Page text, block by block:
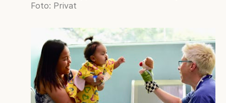
Foto: Privat